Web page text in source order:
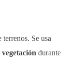
Se usa
durante